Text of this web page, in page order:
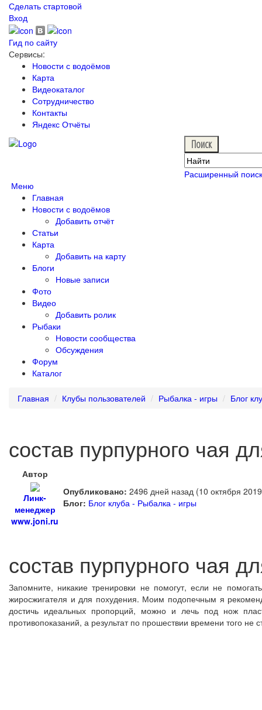
Сделать стартовой
Вход
Гид по сайту
Сервисы:
Новости с водоёмов
Карта
Видеокаталог
Сотрудничество
Контакты
Яндекс Отчёты
Расширенный поиск
Меню
Главная
Новости с водоёмов
Добавить отчёт
Статьи
Карта
Добавить на карту
Блоги
Новые записи
Фото
Видео
Добавить ролик
Рыбаки
Новости сообщества
Обсуждения
Форум
Каталог
Главная Клубы пользователей Рыбалка - игры Блог
состав пурпурного чая
Автор
Линк-
менеджер
www.joni.ru
Опубликовано: 2496 дней назад (10 октября
Блог: Блог клуба - Рыбалка - игры
состав пурпурного чая
Запомните, никакие тренировки не помогут, если не
жиросжигателя и для похудения. Моим подопечным я
достичь идеальных пропорций, можно и лечь под нож
противопоказаний, а результат по прошествии времени того не